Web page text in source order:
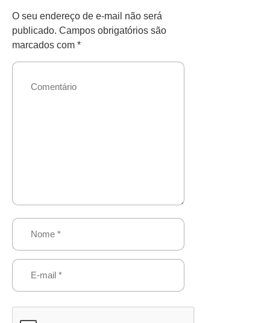
O seu endereço de e-mail não será
publicado. Campos obrigatórios são
marcados com *